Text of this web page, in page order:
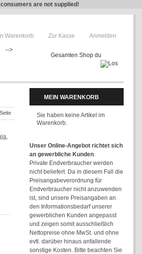
are not supplied!
Warenkorb Zur Kasse Anmelden
-->
MEIN WARENKORB
Sie haben keine Artikel im
Warenkorb.
Unser Online-Angebot richtet sich
an gewerbliche Kunden.
Private Endverbraucher werden
nicht beliefert. Da in diesem Fall die
Preisangabeverordnung für
Endverbraucher nicht anzuwenden
ist, sind unsere Preisangaben an
den Informationsbedarf unserer
gewerblichen Kunden angepasst
und zeigen somit ausschließlich
Nettopreise ohne MwSt. und ohne
evtl. darüber hinaus anfallende
sonstige Kosten. Bitte beachten Sie